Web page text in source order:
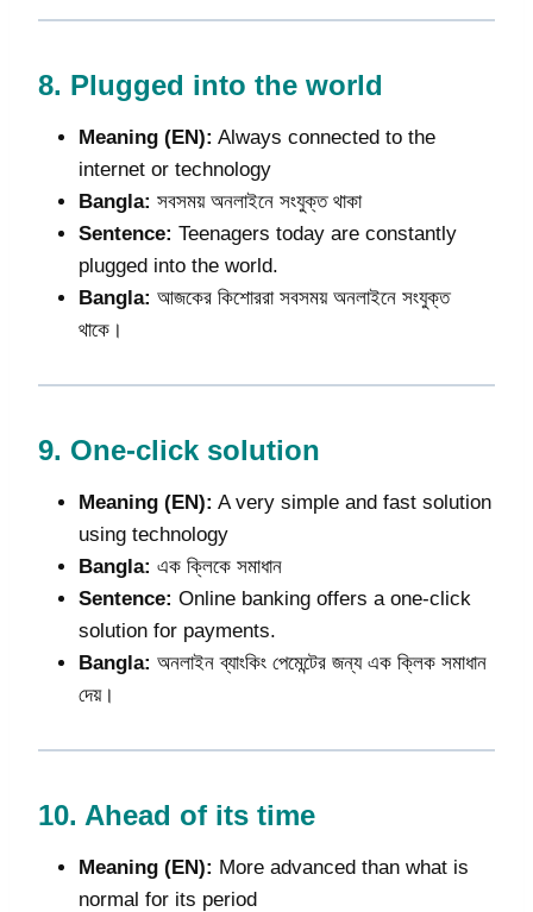
8. Plugged into the world
Meaning (EN): Always connected to the
internet or technology
Bangla: সবসময় অনলাইনে সংযুক্ত থাকা
Sentence: Teenagers today are constantly
plugged into the world.
Bangla: আজকের কিশোররা সবসময় অনলাইনে সংযুক্ত
থাকে।
9. One-click solution
Meaning (EN): A very simple and fast solution
using technology
Bangla: এক ক্লিকে সমাধান
Sentence: Online banking offers a one-click
solution for payments.
Bangla: অনলাইন ব্যাংকিং পেমেন্টের জন্য এক ক্লিক সমাধান
দেয়।
10. Ahead of its time
Meaning (EN): More advanced than what is
normal for its period